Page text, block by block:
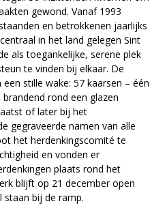
gewond. Vanaf 1993
en betrokkenen jaarlijks
in het land gelegen Sint
als toegankelijke, serene plek
te vinden bij elkaar. De
stille wake: 57 kaarsen – één
rond een glazen
of later bij het
gegraveerde namen van alle
het herdenkingscomité te
en vonden er
plaats rond het
blijft op 21 december open
staan bij de ramp.